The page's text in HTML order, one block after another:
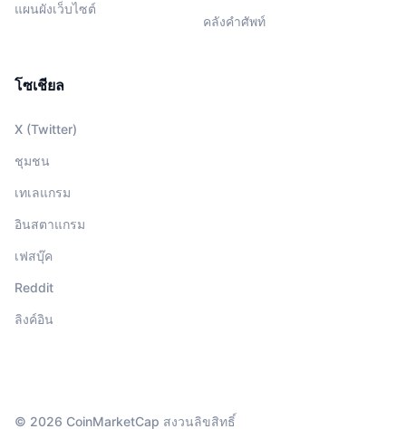
แผนผังเว็บไซต์
คลังคำศัพท์
โซเชียล
X (Twitter)
ชุมชน
เทเลแกรม
อินสตาแกรม
เฟสบุ๊ค
Reddit
ลิงค์อิน
© 2026 CoinMarketCap สงวนลิขสิทธิ์